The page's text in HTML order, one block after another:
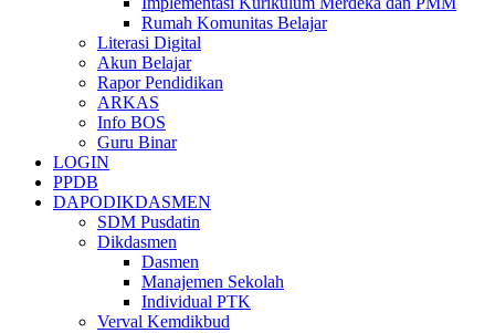
Rumah Komunitas Belajar
Literasi Digital
Akun Belajar
Rapor Pendidikan
ARKAS
Info BOS
Guru Binar
LOGIN
PPDB
DAPODIKDASMEN
SDM Pusdatin
Dikdasmen
Dasmen
Manajemen Sekolah
Individual PTK
Verval Kemdikbud